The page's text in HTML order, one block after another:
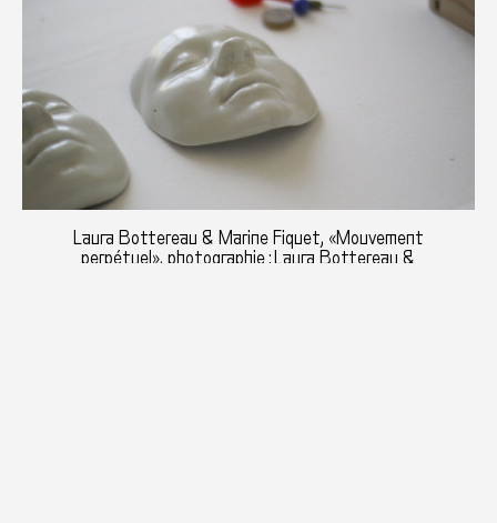
Laura Bottereau & Marine Fiquet, «Mouvement
perpétuel», photographie : Laura Bottereau &